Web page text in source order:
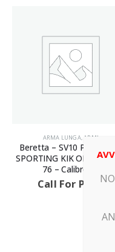
ARMA LUNGA, ARMI
Beretta – SV10 PREVAIL
SPORTING KIK OFF –
76 – Calibro 12
Call For Price